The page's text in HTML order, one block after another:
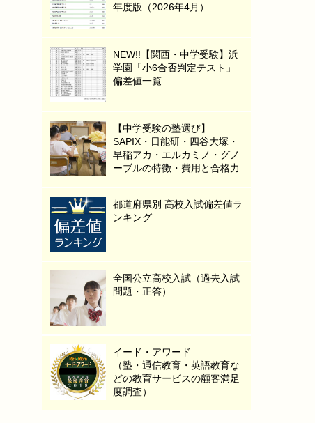
年度版（2026年4月）
NEW!!【関西・中学受験】浜
学園「小6合否判定テスト」
偏差値一覧
【中学受験の塾選び】
SAPIX・日能研・四谷大塚・
早稲アカ・エルカミノ・グノ
ーブルの特徴・費用と合格力
都道府県別 高校入試偏差値ラ
ンキング
全国公立高校入試（過去入試
問題・正答）
イード・アワード
（塾・通信教育・英語教育な
どの教育サービスの顧客満足
度調査）